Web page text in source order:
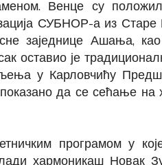
Венце су
СУБНОР-а из Старе
заједнице Ашања,
оставио је
у Карловчићу
да се сећање на
програмом у
хармоникаш Новак